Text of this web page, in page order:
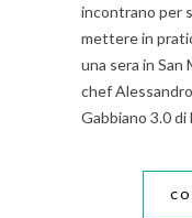
incontrano per
mettere in
una sera in San
chef
Gabbiano 3.0